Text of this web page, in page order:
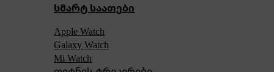
სმარტ საათები
Apple Watch
Galaxy Watch
Mi Watch